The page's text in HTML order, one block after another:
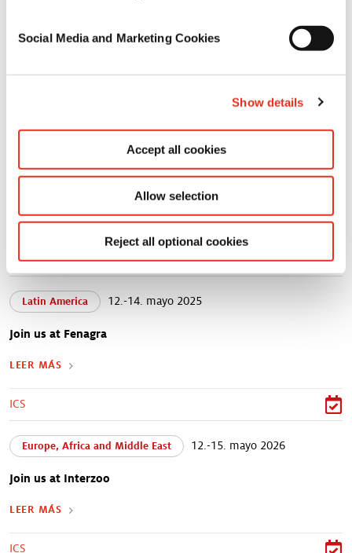
Social Media and Marketing Cookies
Show details
Accept all cookies
Allow selection
Reject all optional cookies
Join us at Foro Mascotas
LEER MÁS
Europe, Africa and Middle East 23.-25. junio 2026
LEER MÁS
ICS
Latin America 12.-14. mayo 2025
Join us at Fenagra
LEER MÁS
ICS
Europe, Africa and Middle East 12.-15. mayo 2026
Join us at Interzoo
LEER MÁS
ICS